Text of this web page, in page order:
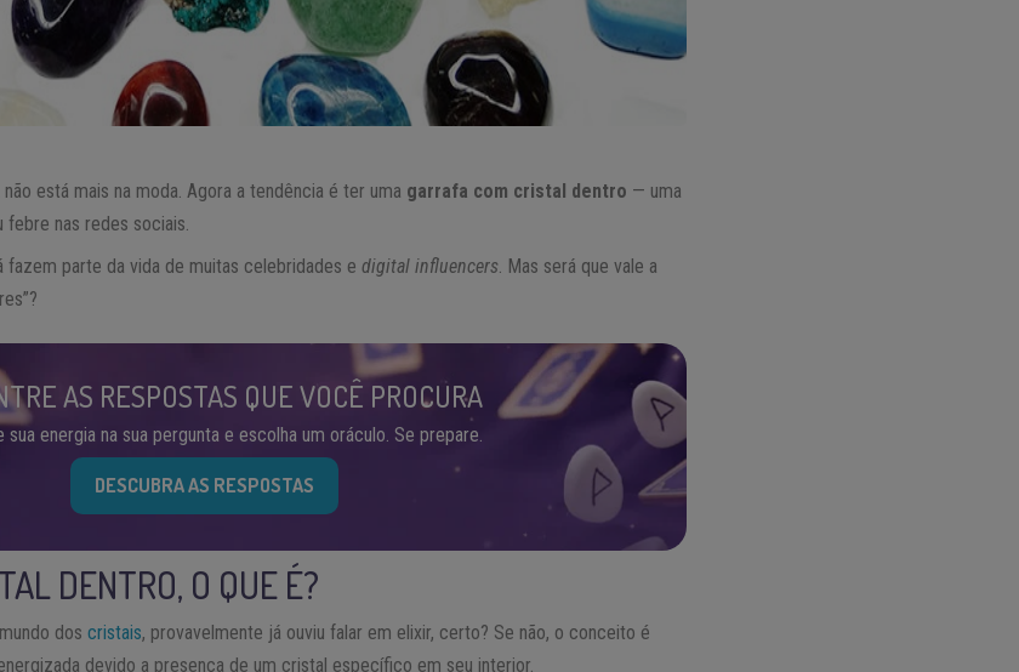
está mais na moda. Agora a tendência é ter uma garrafa com cristal dentro — uma
febre nas redes sociais.
fazem parte da vida de muitas celebridades edigital influencers. Mas será que vale a
AS RESPOSTAS QUE VOCÊ PROCURA
sua energia na sua pergunta e escolha um oráculo. Se prepare.
DESCUBRA AS RESPOSTAS
DENTRO, O QUE É?
doscristais, provavelmente já ouviu falar em elixir, certo? Se não, o conceito é
devido a presença de um cristal específico em seu interior.